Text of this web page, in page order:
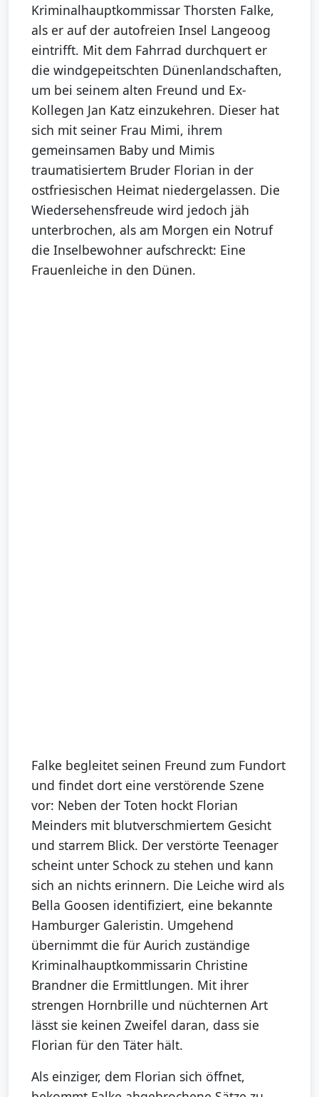
Kriminalhauptkommissar Thorsten Falke,
als er auf der autofreien Insel Langeoog
eintrifft. Mit dem Fahrrad durchquert er
die windgepeitschten Dünenlandschaften,
um bei seinem alten Freund und Ex-
Kollegen Jan Katz einzukehren. Dieser hat
sich mit seiner Frau Mimi, ihrem
gemeinsamen Baby und Mimis
traumatisiertem Bruder Florian in der
ostfriesischen Heimat niedergelassen. Die
Wiedersehensfreude wird jedoch jäh
unterbrochen, als am Morgen ein Notruf
die Inselbewohner aufschreckt: Eine
Frauenleiche in den Dünen.
Falke begleitet seinen Freund zum Fundort
und findet dort eine verstörende Szene
vor: Neben der Toten hockt Florian
Meinders mit blutverschmiertem Gesicht
und starrem Blick. Der verstörte Teenager
scheint unter Schock zu stehen und kann
sich an nichts erinnern. Die Leiche wird als
Bella Goosen identifiziert, eine bekannte
Hamburger Galeristin. Umgehend
übernimmt die für Aurich zuständige
Kriminalhauptkommissarin Christine
Brandner die Ermittlungen. Mit ihrer
strengen Hornbrille und nüchternen Art
lässt sie keinen Zweifel daran, dass sie
Florian für den Täter hält.
Als einziger, dem Florian sich öffnet,